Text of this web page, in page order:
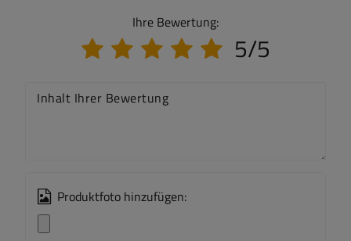
Ihre Bewertung:
5/5
Inhalt Ihrer Bewertung
Produktfoto hinzufügen: